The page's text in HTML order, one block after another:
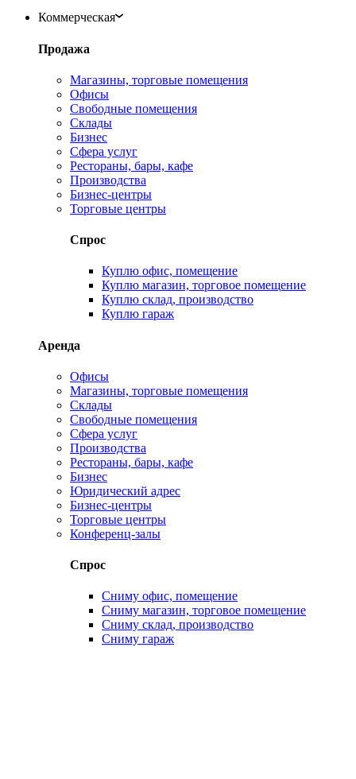
Коммерческая
Продажа
Магазины, торговые помещения
Офисы
Свободные помещения
Склады
Бизнес
Сфера услуг
Рестораны, бары, кафе
Производства
Бизнес-центры
Торговые центры
Спрос
Куплю офис, помещение
Куплю магазин, торговое помещение
Куплю склад, производство
Куплю гараж
Аренда
Офисы
Магазины, торговые помещения
Склады
Свободные помещения
Сфера услуг
Производства
Рестораны, бары, кафе
Бизнес
Юридический адрес
Бизнес-центры
Торговые центры
Конференц-залы
Спрос
Сниму офис, помещение
Сниму магазин, торговое помещение
Сниму склад, производство
Сниму гараж